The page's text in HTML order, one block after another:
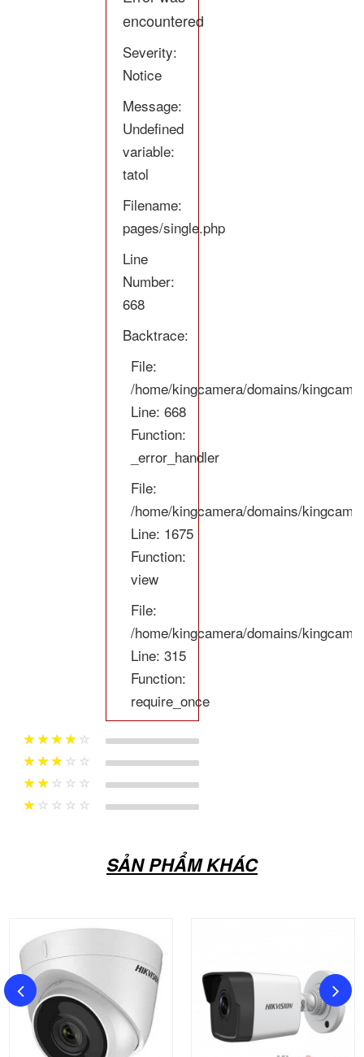
encountered
Severity:
Notice
Message:
Undefined
variable:
tatol
Filename:
pages/single.php
Line
Number:
668
Backtrace:
File:
/home/kingcamera/domains/
Line: 668
Function:
_error_handler
File:
/home/kingcamera/domains/
Line: 1675
Function:
view
File:
/home/kingcamera/domains/
Line: 315
Function:
require_once
0% Complete (danger)
SẢN PHẨM KHÁC